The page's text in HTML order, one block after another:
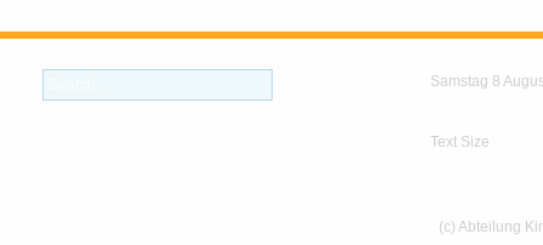
Samstag 8
Text Size
(c) Abteilung